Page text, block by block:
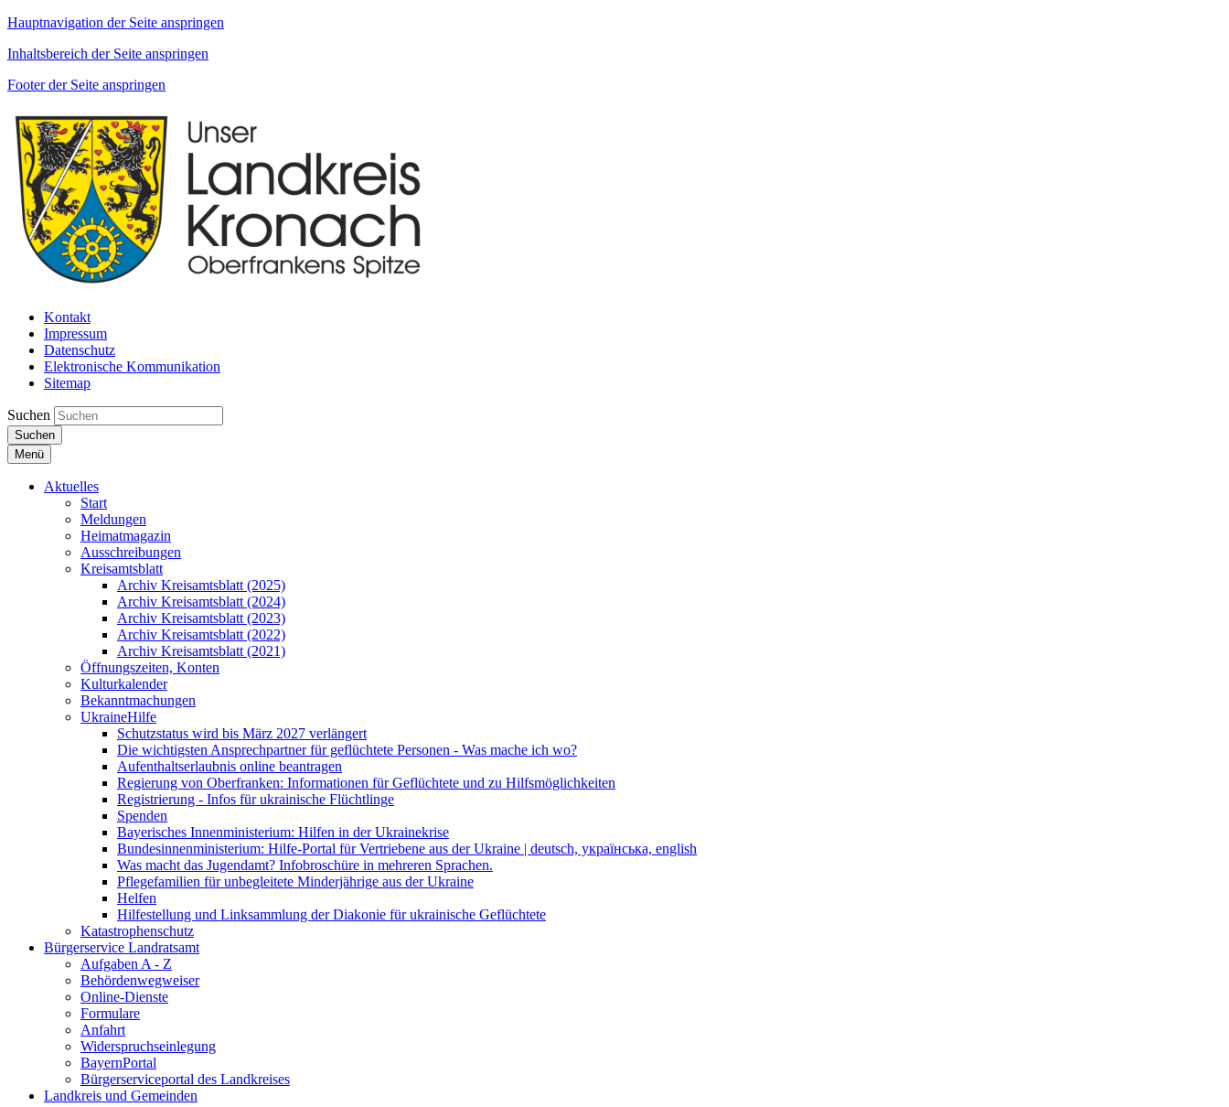
Hauptnavigation der Seite anspringen
Inhaltsbereich der Seite anspringen
Footer der Seite anspringen
Kontakt
Impressum
Datenschutz
Elektronische Kommunikation
Sitemap
Suchen
Suchen
Menü
Aktuelles
Start
Meldungen
Heimatmagazin
Ausschreibungen
Kreisamtsblatt
Archiv Kreisamtsblatt (2025)
Archiv Kreisamtsblatt (2024)
Archiv Kreisamtsblatt (2023)
Archiv Kreisamtsblatt (2022)
Archiv Kreisamtsblatt (2021)
Öffnungszeiten, Konten
Kulturkalender
Bekanntmachungen
UkraineHilfe
Schutzstatus wird bis März 2027 verlängert
Die wichtigsten Ansprechpartner für geflüchtete Personen - Was mache ich wo?
Aufenthaltserlaubnis online beantragen
Regierung von Oberfranken: Informationen für Geflüchtete und zu Hilfsmöglichkeiten
Registrierung - Infos für ukrainische Flüchtlinge
Spenden
Bayerisches Innenministerium: Hilfen in der Ukrainekrise
Bundesinnenministerium: Hilfe-Portal für Vertriebene aus der Ukraine | deutsch, українська, english
Was macht das Jugendamt? Infobroschüre in mehreren Sprachen.
Pflegefamilien für unbegleitete Minderjährige aus der Ukraine
Helfen
Hilfestellung und Linksammlung der Diakonie für ukrainische Geflüchtete
Katastrophenschutz
Bürgerservice Landratsamt
Aufgaben A - Z
Behördenwegweiser
Online-Dienste
Formulare
Anfahrt
Widerspruchseinlegung
BayernPortal
Bürgerserviceportal des Landkreises
Landkreis und Gemeinden